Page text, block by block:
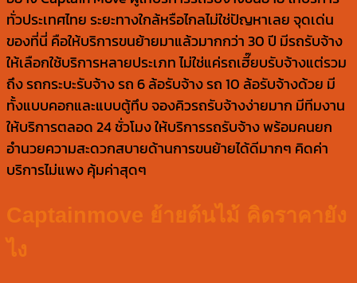
ทั่วประเทศไทย ระยะทางใกล้หรือไกลไม่ใช่ปัญหาเลย จุดเด่น
ของที่นี่ คือให้บริการขนย้ายมาแล้วมากกว่า 30 ปี มีรถรับจ้าง
ให้เลือกใช้บริการหลายประเภท ไม่ใช่แค่รถเฮี๊ยบรับจ้างแต่รวม
ถึง รถกระบะรับจ้าง รถ 6 ล้อรับจ้าง รถ 10 ล้อรับจ้างด้วย มี
ทั้งแบบคอกและแบบตู้ทึบ จองคิวรถรับจ้างง่ายมาก มีทีมงาน
ให้บริการตลอด 24 ชั่วโมง ให้บริการรถรับจ้าง พร้อมคนยก
อำนวยความสะดวกสบายด้านการขนย้ายได้ดีมากๆ คิดค่า
บริการไม่แพง คุ้มค่าสุดๆ
Captainmove ย้ายต้นไม้ คิดราคายัง
ไง